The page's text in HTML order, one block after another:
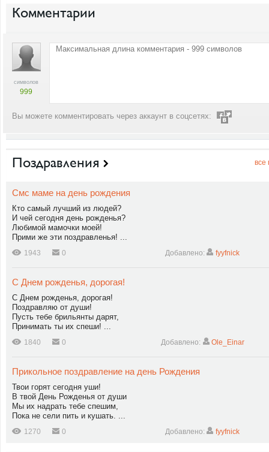
Комментарии
символов
999
Вы можете комментировать через аккаунт в соцсетях:
Поздравления все
Смс маме на день рождения
Кто самый лучший из людей?
И чей сегодня день рожденья?
Любимой мамочки моей!
Прими же эти поздравленья! ...
1943 0 Добавлено: fyyfnick
С Днем рожденья, дорогая!
С Днем рожденья, дорогая!
Поздравляю от души!
Пусть тебе брильянты дарят,
Принимать ты их спеши! ...
1840 0 Добавлено: Ole_Einar
Прикольное поздравление на день Рождения
Твои горят сегодня уши!
В твой День Рожденья от души
Мы их надрать тебе спешим,
Пока не сели пить и кушать. ...
1270 0 Добавлено: fyyfnick